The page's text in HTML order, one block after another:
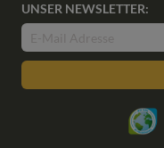
UNSER NEWSLETTER: